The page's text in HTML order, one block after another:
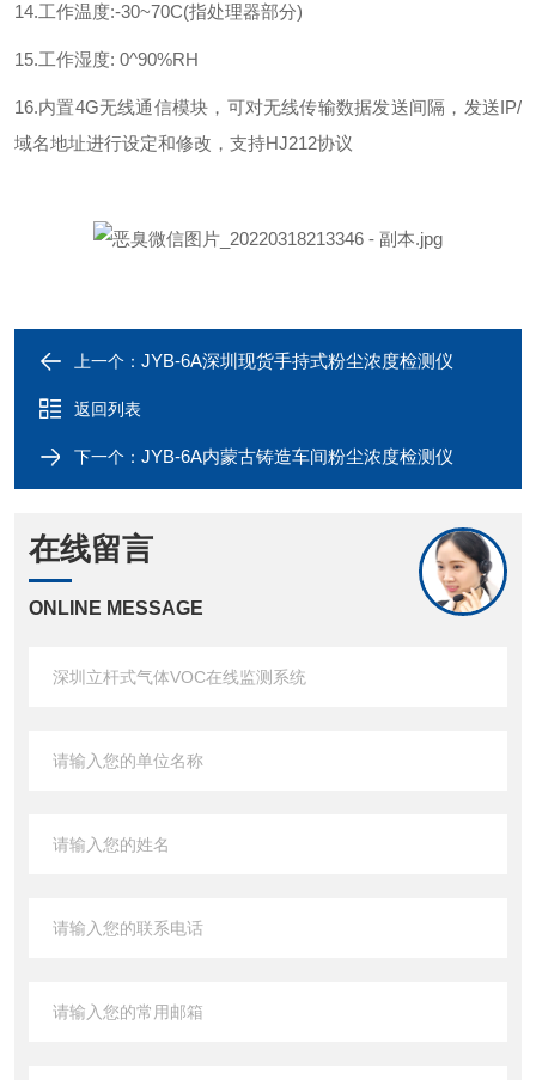
14.工作温度:-30~70C(指处理器部分)
15.工作湿度: 0^90%RH
16.内置4G无线通信模块，可对无线传输数据发送间隔，发送IP/
域名地址进行设定和修改，支持HJ212协议
上一个： JYB-6A深圳现货手持式粉尘浓度检测仪
返回列表
下一个： JYB-6A内蒙古铸造车间粉尘浓度检测仪
在线留言
ONLINE MESSAGE